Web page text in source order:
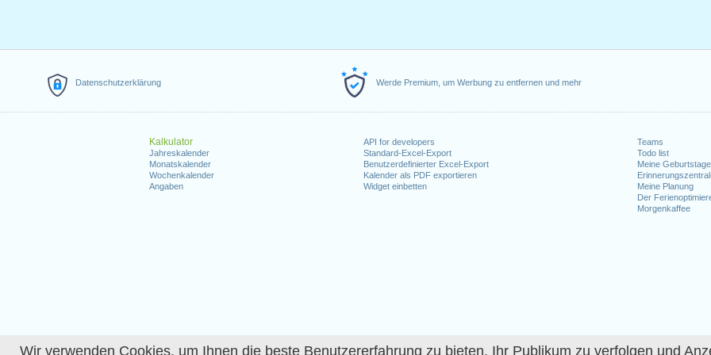
Wir verwenden Cookies, um Ihnen die beste Benutzererfahrung zu bieten, Ihr Publikum zu verfolgen und
Datenschutzerklärung Werde Premium, um Werbung zu entfernen und mehr
Kalkulator
Jahreskalender
Monatskalender
Wochenkalender
Angaben
API for developers
Standard-Excel-Export
Benutzerdefinierter Excel-Export
Kalender als PDF exportieren
Widget einbetten
Teams
Todo list
Meine Geburtstage
Meine Planung
Der
Morgenkaffee